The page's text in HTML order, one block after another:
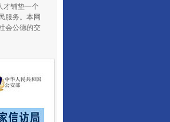
才铺垫一个
服务。本网
会公德的交